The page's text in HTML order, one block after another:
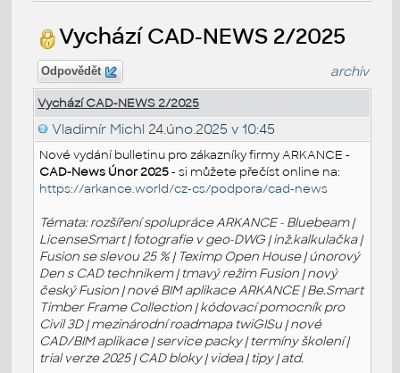
Vychází CAD-NEWS 2/2025
Odpovědět archiv
Vychází CAD-NEWS 2/2025
Vladimír Michl 24.úno.2025 v 10:45
Nové vydání bulletinu pro zákazníky firmy ARKANCE -
CAD-News Únor 2025- si můžete přečíst online na:
https://arkance.world/cz-cs/podpora/cad-news
Témata: rozšíření spolupráce ARKANCE - Bluebeam |
LicenseSmart | fotografie v geo-DWG | inž.kalkulačka |
Fusion se slevou 25 % | Teximp Open House | únorový
Den s CAD technikem | tmavý režim Fusion | nový
český Fusion | nové BIM aplikace ARKANCE | Be.Smart
Timber Frame Collection | kódovací pomocník pro
Civil 3D | mezinárodní roadmapa twiGISu | nové
CAD/BIM aplikace | service packy | termíny školení |
trial verze 2025 | CAD bloky | videa | tipy | atd.